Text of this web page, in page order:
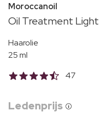
Moroccanoil
Oil Treatment Light
Haarolie
25 ml
47
Ledenprijs